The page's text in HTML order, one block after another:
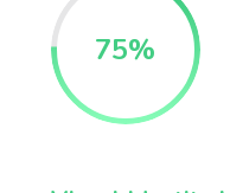
75%